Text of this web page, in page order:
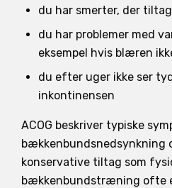
du har smerter, der
du har problemer med
eksempel hvis blæren
du efter uger ikke ser
inkontinensen
ACOG beskriver typiske
bækkenbundsnedsynkning
konservative tiltag som
bækkenbundstræning ofte